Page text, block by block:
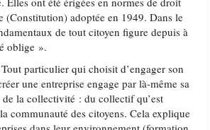
(Constitution) adoptée en 1949. Dans le
de tout citoyen figure depuis à
oblige ».
particulier qui choisit d’engager son
une entreprise engage par là-même sa
la collectivité : du collectif qu’est
communauté des citoyens. Cela explique